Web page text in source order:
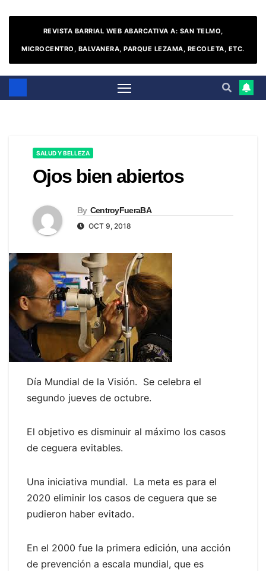
REVISTA BARRIAL WEB ABARCATIVA A: SAN TELMO,
MICROCENTRO, BALVANERA, PARQUE LEZAMA, RECOLETA, ETC.
SALUD Y BELLEZA
Ojos bien abiertos
By CentroyFueraBA
OCT 9, 2018
Día Mundial de la Visión. Se celebra el
segundo jueves de octubre.
El objetivo es disminuir al máximo los casos
de ceguera evitables.
Una iniciativa mundial. La meta es para el
2020 eliminir los casos de ceguera que se
pudieron haber evitado.
En el 2000 fue la primera edición, una acción
de prevención a escala mundial, que es